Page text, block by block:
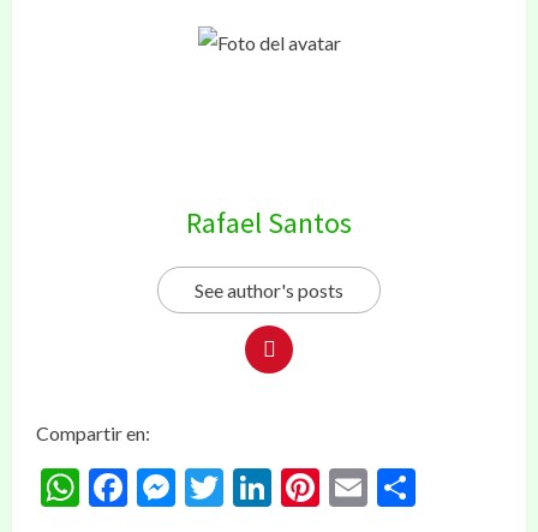
Rafael Santos
See author's posts
Compartir en:
WhatsApp
Facebook
Messenger
Twitter
LinkedIn
Pinterest
Email